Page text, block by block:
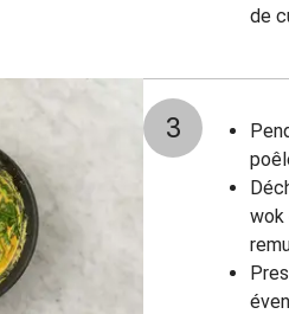
de
3
wok